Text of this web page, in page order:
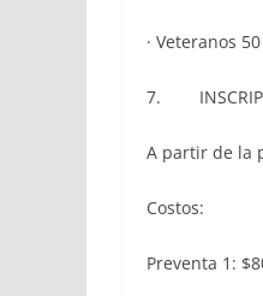
· Veteranos
7.
A partir de la
Costos:
Preventa 1: